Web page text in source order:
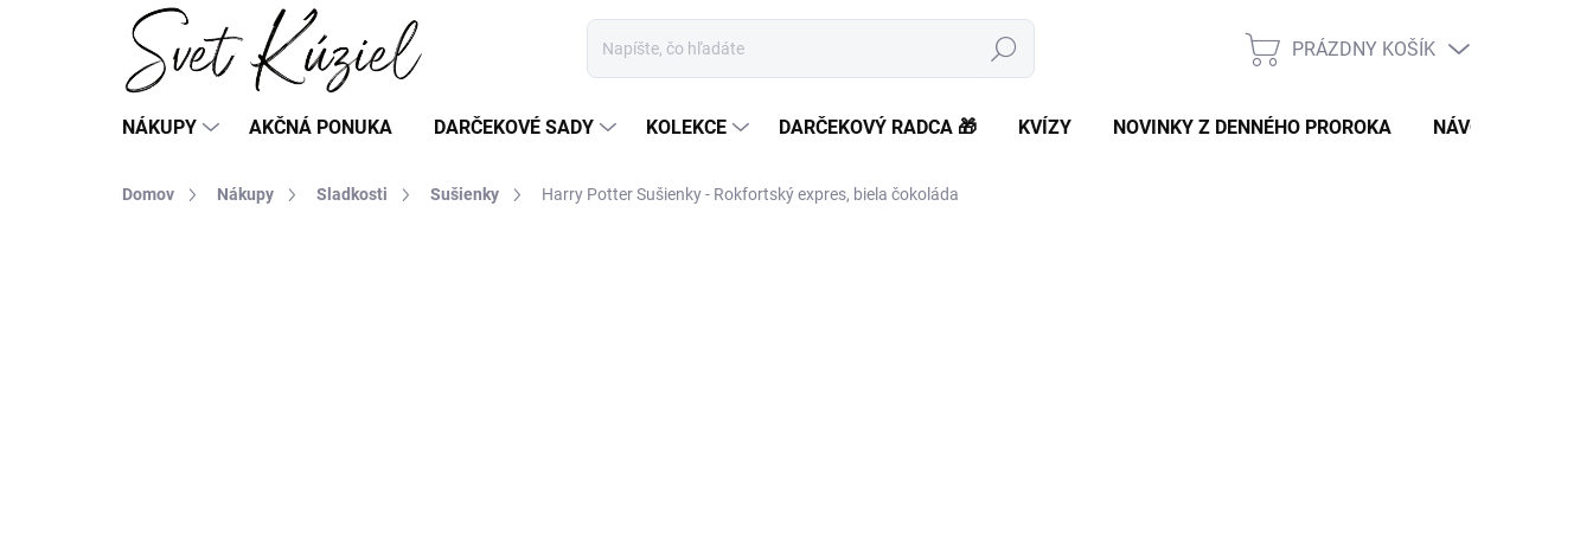
Hľadať
NÁKUPNÝ
PRÁZDNY KOŠÍK
NÁKUPY AKČNÁ PONUKA DARČEKOVÉ SADY KOLEKCE DARČEKOVÝ RADCA 🎁 KVÍZY NOVINKY Z DENNÉHO PROROKA NÁVODY A TIPY
Domov Nákupy Sladkosti Sušienky Harry Potter Sušienky - Rokfortský expres, biela čokoláda